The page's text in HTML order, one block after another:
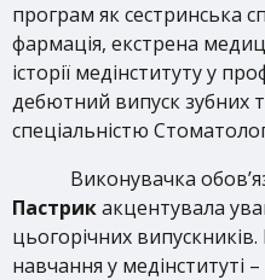
програм як сестринська
фармація, екстрена
історії медінституту у
дебютний випуск зубних
спеціальністю
Виконувачка
Пастрикакцентувала
цьогорічних
навчання у медінституті